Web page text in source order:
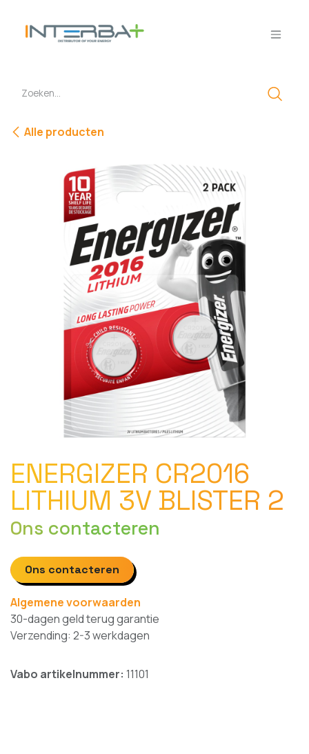
Alle producten
ENERGIZER CR2016
LITHIUM 3V BLISTER 2
Ons contacteren
Ons contacteren
Algemene voorwaarden
30-dagen geld terug garantie
Verzending: 2-3 werkdagen
Vabo artikelnummer: 11101